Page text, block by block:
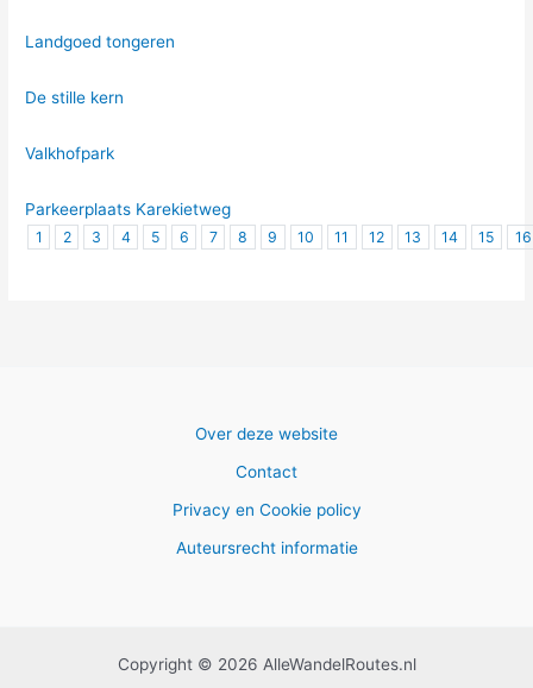
Landgoed tongeren
De stille kern
Valkhofpark
Parkeerplaats Karekietweg
1 2 3 4 5 6 7 8 9 10 11 12 13 14 15 16
Over deze website
Contact
Privacy en Cookie policy
Auteursrecht informatie
Copyright © 2026 AlleWandelRoutes.nl